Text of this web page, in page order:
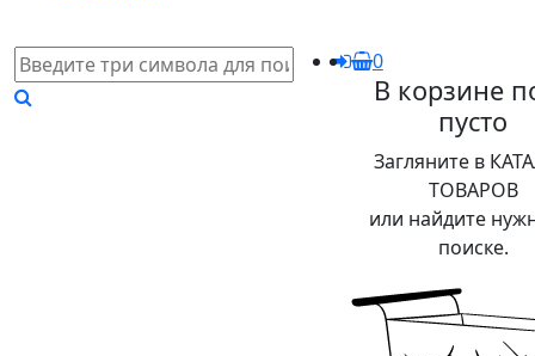
0
В корзине
пусто
Загляните в
ТОВАРОВ
или найдите
поиске.